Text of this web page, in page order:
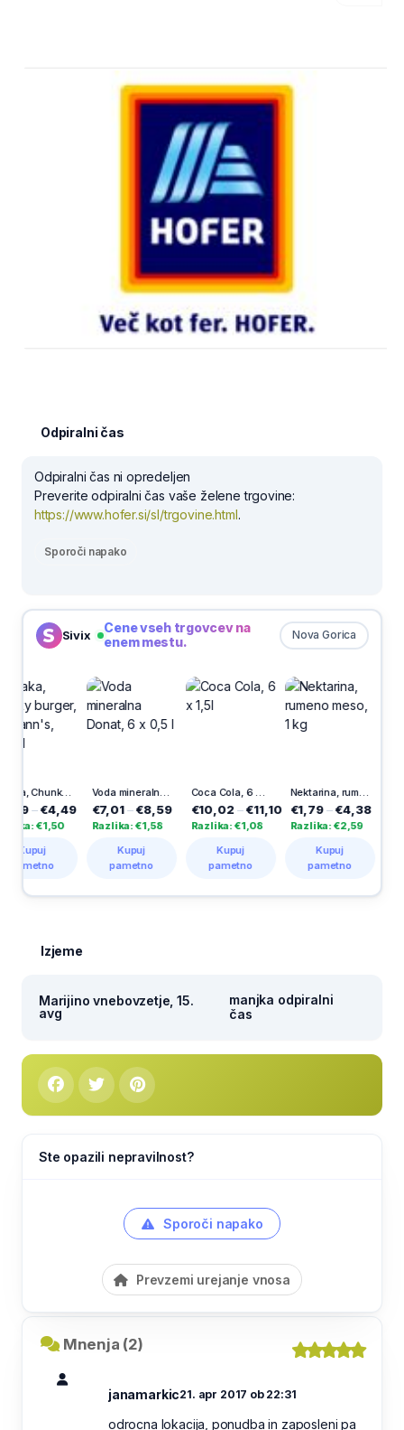
Odpiralni čas
Odpiralni čas ni opredeljen
Preverite odpiralni čas vaše želene trgovine:
https://www.hofer.si/sl/trgovine.html.
Sporoči napako
Sivix Nova Gorica
Cene vseh trgovcev na
enem mestu.
Omaka, Chunky burger, Hellmann's, 250 ml Voda mineralna Donat, 6 x 0,5 l
€7,01 €8,59
Razlika: €1,58
Coca Cola, 6 x 1,5l
€10,02 –€11,10
Razlika: €1,08
Nektarina, rumeno meso, 1 kg
€1,79– €4,38
Razlika: €2,59
€1,19
Razlika:
Izjeme
Marijino vnebovzetje, 15.
avg
manjka odpiralni
čas
Ste opazili nepravilnost?
Sporoči napako
Prevzemi urejanje vnosa
Mnenja (2)
janamarkic21. apr 2017 ob 22:31
odrocna lokacija, ponudba in zaposleni pa